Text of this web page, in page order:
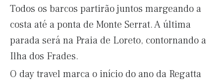
Todos os barcos partirão juntos margeando a
costa até a ponta de Monte Serrat. A última
parada será na Praia de Loreto, contornando a
Ilha dos Frades.
O day travel marca o início do ano da Regatta